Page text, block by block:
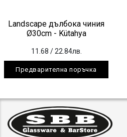
Landscape дълбока чиния
Ø30cm - Kütahya
11.68 / 22.84лв.
Предварителна поръчка